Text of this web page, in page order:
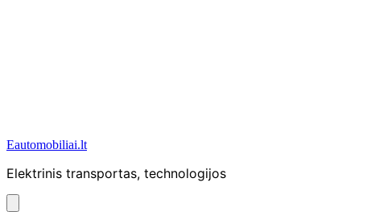
Eautomobiliai.lt
Elektrinis transportas, technologijos